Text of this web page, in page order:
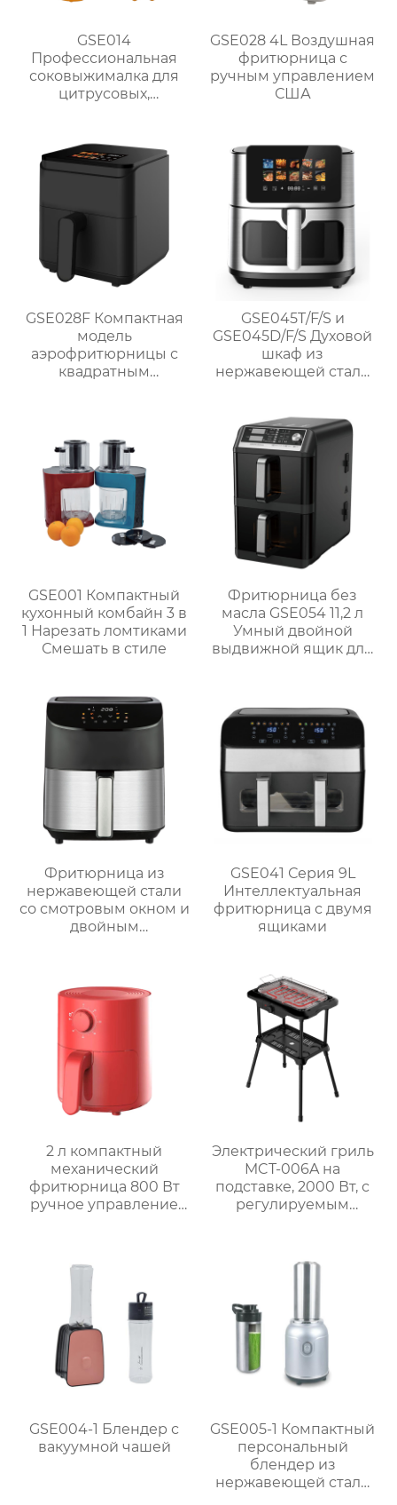
GSE014
Профессиональная
соковыжималка для
цитрусовых,
GSE028 4L Воздушная
фритюрница с
ручным управлением
США
GSE028F Компактная
модель
аэрофритюрницы с
квадратным
GSE045T/F/S и
GSE045D/F/S Духовой
шкаф из
нержавеющей стали
GSE001 Компактный
кухонный комбайн 3 в
1 Нарезать ломтиками
Смешать в стиле
Фритюрница без
масла GSE054 11,2 л
Умный двойной
выдвижной ящик для
Фритюрница из
нержавеющей стали
со смотровым окном и
двойным
GSE041 Серия 9L
Интеллектуальная
фритюрница с двумя
ящиками
2 л компактный
механический
фритюрница 800 Вт
ручное управление
Электрический гриль
MCT-006A на
подставке, 2000 Вт, с
регулируемым
GSE004-1 Блендер с
вакуумной чашей
GSE005-1 Компактный
персональный
блендер из
нержавеющей стали